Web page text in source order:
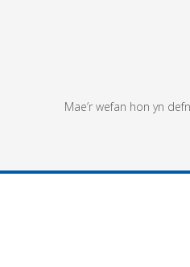
Mae’r wefan hon yn